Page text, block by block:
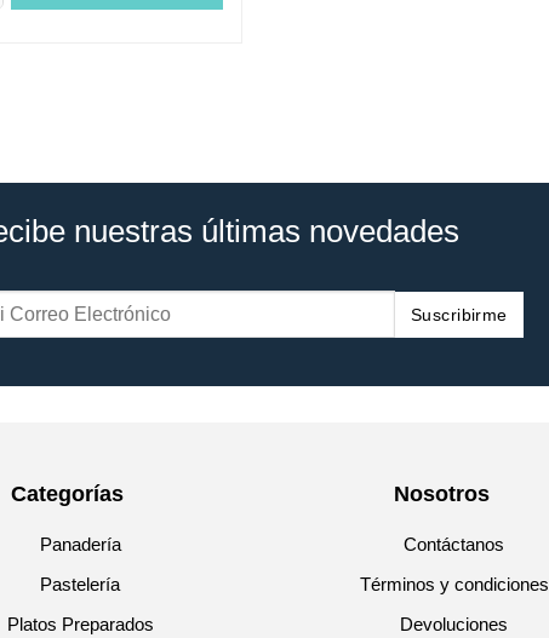
nuestras últimas novedades
Suscribirme
Categorías
Panadería
Pastelería
Platos Preparados
Nosotros
Contáctanos
Términos y condiciones
Devoluciones